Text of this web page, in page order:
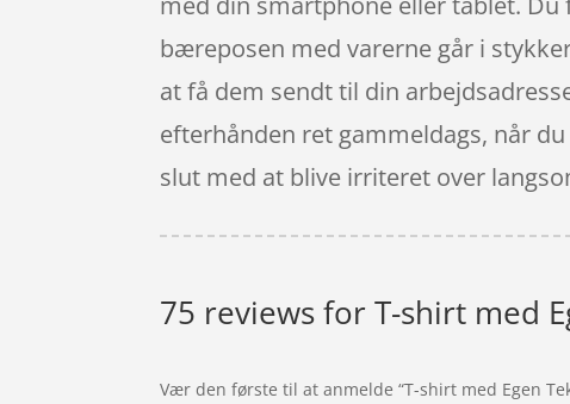
bæreposen med varerne går i
at få dem sendt til din
efterhånden ret gammeldags, når
slut med at blive irriteret over
75 reviews forT-shirt med
Vær den første til at anmelde “T-shirt med Egen